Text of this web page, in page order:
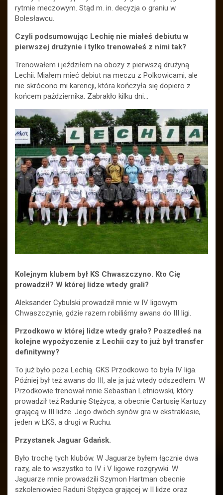
rytmie meczowym. Stąd m. in. decyzja o graniu w
Bolesławcu.
Czyli podsumowując Lechię nie miałeś debiutu w
pierwszej drużynie i tylko trenowałeś z nimi tak?
Trenowałem i jeździłem na obozy z pierwszą drużyną
Lechii. Miałem mieć debiut na meczu z Polkowicami, ale
nie skrócono mi karencji, która kończyła się dopiero z
końcem października. Zabrakło kilku dni…
Kolejnym klubem był KS Chwaszczyno. Kto Cię
prowadził? W której lidze wtedy grali?
Aleksander Cybulski prowadził mnie w IV ligowym
Chwaszczynie, gdzie razem robiliśmy awans do III ligi.
Przodkowo w której lidze wtedy grało? Poszedłeś na
kolejne wypożyczenie z Lechii czy to już był transfer
definitywny?
To już było poza Lechią. GKS Przodkowo to była IV liga.
Później był też awans do III, ale ja już wtedy odszedłem. W
Przodkowie trenował mnie Sebastian Letniowski, który
prowadził też Radunię Stężyca, a obecnie Cartusię Kartuzy
grającą w III lidze. Jego dwóch synów gra w ekstraklasie,
jeden w ŁKS, a drugi w Ruchu.
Przystanek Jaguar Gdańsk.
Było trochę tych klubów. W Jaguarze byłem łącznie dwa
razy, ale to wszystko to IV i V ligowe rozgrywki. W
Jaguarze mnie prowadzili Szymon Hartman obecnie
szkoleniowiec Raduni Stężyca grającej w II lidze oraz